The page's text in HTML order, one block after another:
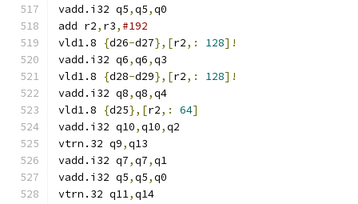
vadd.i32 q5,q5,q0
add r2, r3, #192
vld1.8
{d26-d27},[r2,: 128]!
vadd.i32 q6,q6,q3
vld1.8
{d28-d29},[r2,: 128]!
vadd.i32 q8,q8,q4
vld1.8
{d25},[r2,: 64]
vadd.i32 q10,q10,q2
vtrn.32 q9,q13
vadd.i32 q7,q7,q1
vadd.i32 q5,q5,q0
vtrn.32 q11,q14